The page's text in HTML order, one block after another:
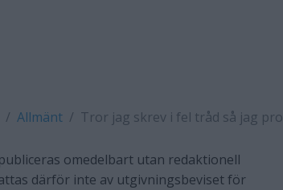
Allmänt Tror jag skrev i fel tråd så jag
omedelbart utan redaktionell
därför inte av utgivningsbeviset för